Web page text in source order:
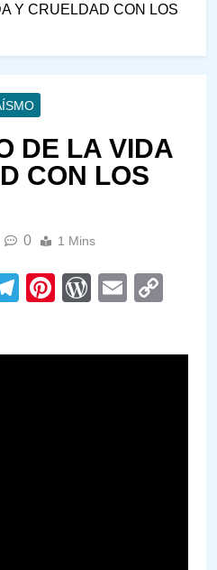
Y CRUELDAD CON LOS
DE LA VIDA
CON LOS
0 1 Mins
Telegram
PinterestEmail